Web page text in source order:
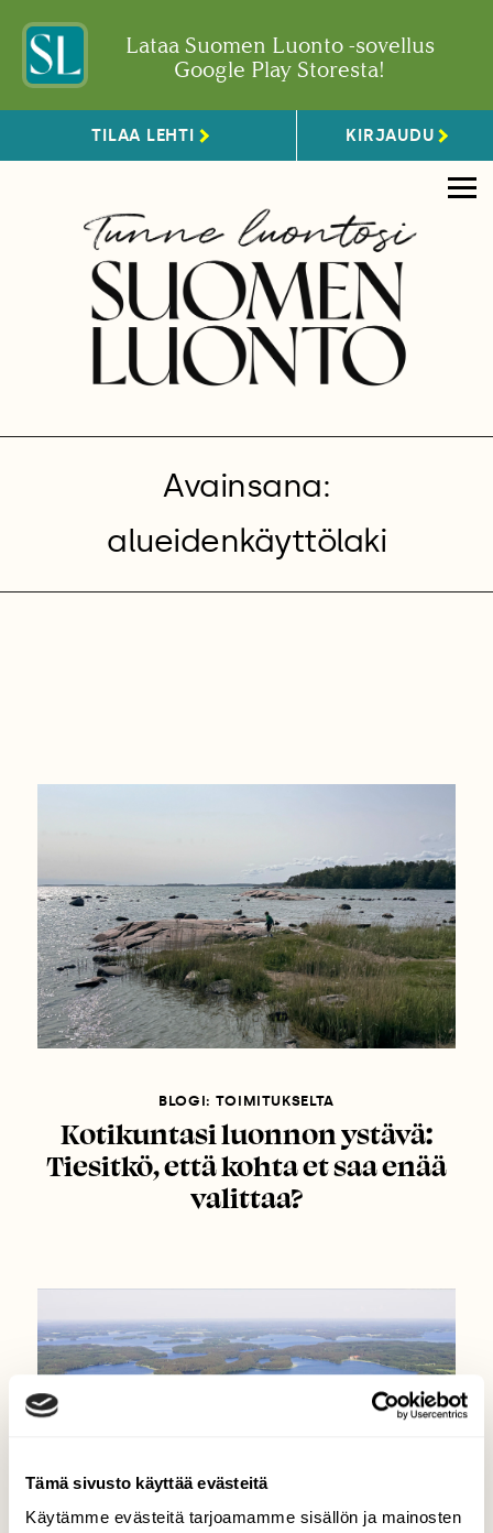
Tämä sivusto käyttää evästeitä
Käytämme evästeitä tarjoamamme sisällön ja mainosten
Lataa Suomen Luonto -sovellus
Google Play Storesta!
TILAA LEHTI KIRJAUDU
Avainsana:
alueidenkäyttölaki
BLOGI: TOIMITUKSELTA
Kotikuntasi luonnon ystävä:
Tiesitkö, että kohta et saa enää
valittaa?